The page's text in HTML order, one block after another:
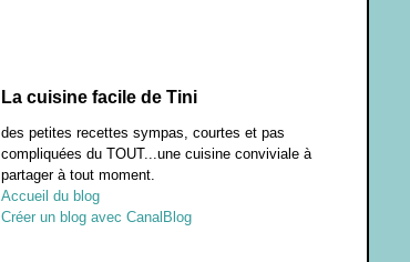
La cuisine facile de Tini
des petites recettes sympas, courtes et pas
compliquées du TOUT...une cuisine conviviale à
partager à tout moment.
Accueil du blog
Créer un blog avec CanalBlog